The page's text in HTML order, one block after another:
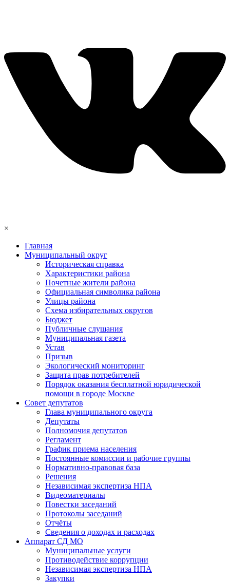
×
Главная
Муниципальный округ
Историческая справка
Характеристики района
Почетные жители района
Официальная символика района
Улицы района
Схема избирательных округов
Бюджет
Публичные слушания
Муниципальная газета
Устав
Призыв
Экологический мониторинг
Защита прав потребителей
Порядок оказания бесплатной юридической
помощи в городе Москве
Совет депутатов
Глава муниципального округа
Депутаты
Полномочия депутатов
Регламент
График приема населения
Постоянные комиссии и рабочие группы
Нормативно-правовая база
Решения
Независимая экспертиза НПА
Видеоматериалы
Повестки заседаний
Протоколы заседаний
Отчёты
Сведения о доходах и расходах
Аппарат СД МО
Муниципальные услуги
Противодействие коррупции
Независимая экспертиза НПА
Закупки